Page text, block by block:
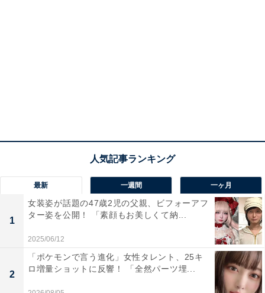
最新 一週間 一ヶ月
1
女装姿が話題の47歳2児の父親、ビフォーアフ
ター姿を公開！ 「素顔もお美しくて納...
2025/06/12
2
「ポケモンで言う進化」女性タレント、25キ
ロ増量ショットに反響！ 「全然パーツ埋...